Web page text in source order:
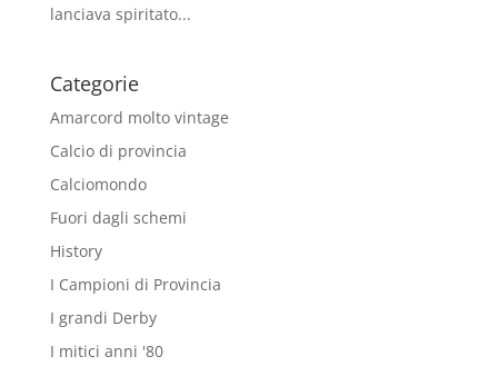
lanciava spiritato...
Categorie
Amarcord molto vintage
Calcio di provincia
Calciomondo
Fuori dagli schemi
History
I Campioni di Provincia
I grandi Derby
I mitici anni '80